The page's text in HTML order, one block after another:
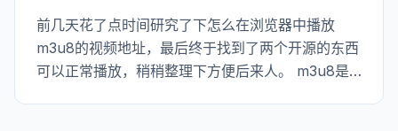
前几天花了点时间研究了下怎么在浏览器中播放
m3u8的视频地址，最后终于找到了两个开源的东西
可以正常播放，稍稍整理下方便后来人。 m3u8是